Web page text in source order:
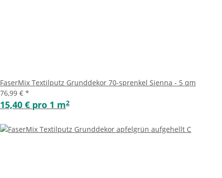
FaserMix Textilputz Grunddekor 70-sprenkel Sienna - 5 qm
76,99 € *
15,40 € pro 1 m2